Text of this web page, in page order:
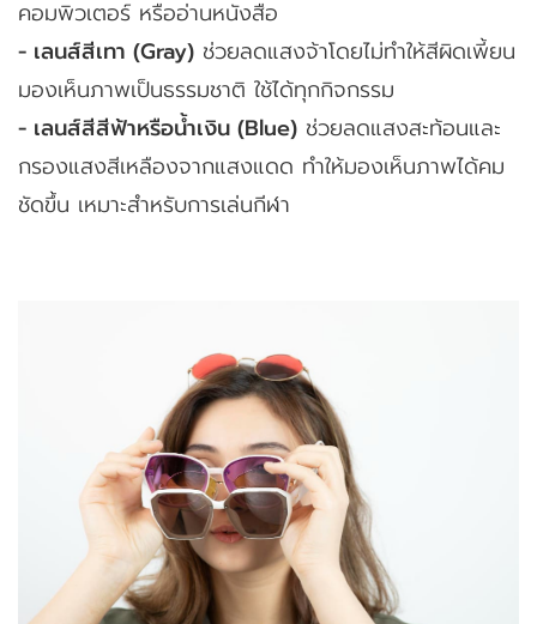
คอมพิวเตอร์ หรืออ่านหนังสือ
- เลนส์สีเทา (Gray) ช่วยลดแสงจ้าโดยไม่ทำให้สีผิดเพี้ยน
มองเห็นภาพเป็นธรรมชาติ ใช้ได้ทุกกิจกรรม
- เลนส์สีสีฟ้าหรือน้ำเงิน (Blue) ช่วยลดแสงสะท้อนและ
กรองแสงสีเหลืองจากแสงแดด ทำให้มองเห็นภาพได้คม
ชัดขึ้น เหมาะสำหรับการเล่นกีฬา